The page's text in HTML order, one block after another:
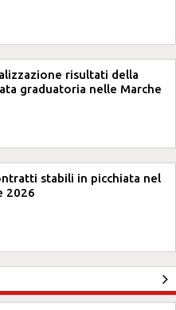
risultati della
graduatoria nelle Marche
stabili in picchiata nel
2026